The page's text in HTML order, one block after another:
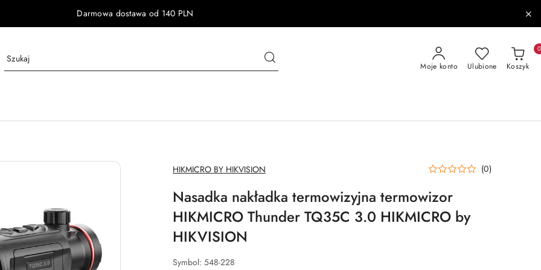
Darmowa dostawa od 140 PLN
Moje konto Ulubione Koszyk
0
NAZWA
PRODUCENTA:
HIKMICRO BY HIKVISION (0)
Nasadka nakładka termowizyjna termowizor
HIKMICRO Thunder TQ35C 3.0 HIKMICRO by
HIKVISION
Symbol: 548-228